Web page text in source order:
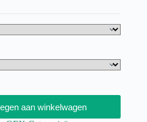
aan winkelwagen